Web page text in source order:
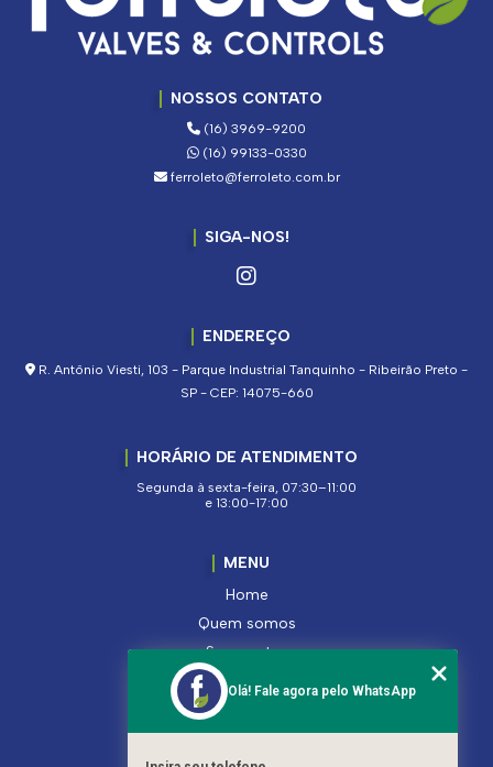
NOSSOS CONTATO
(16) 3969-9200
(16) 99133-0330
ferroleto@ferroleto.com.br
SIGA-NOS!
ENDEREÇO
R. Antônio Viesti, 103 - Parque Industrial Tanquinho - Ribeirão Preto -
SP - CEP: 14075-660
HORÁRIO DE ATENDIMENTO
Segunda à sexta-feira, 07:30–11:00
e 13:00-17:00
MENU
Home
Quem somos
Segmentos
Serviços
Produtos
Contato
Olá! Fale agora pelo WhatsApp